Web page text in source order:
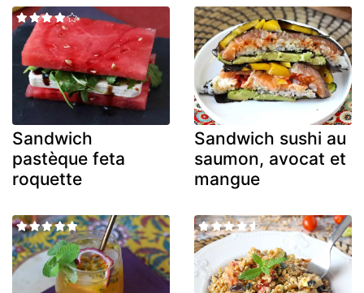
Sandwich
pastèque feta
roquette
Sandwich sushi au
saumon, avocat et
mangue